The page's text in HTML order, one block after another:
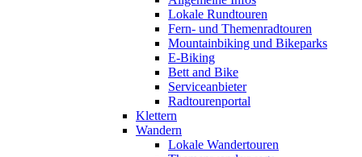
Lokale Rundtouren
Fern- und Themenradtouren
Mountainbiking und Bikeparks
E-Biking
Bett and Bike
Serviceanbieter
Radtourenportal
Klettern
Wandern
Lokale Wandertouren